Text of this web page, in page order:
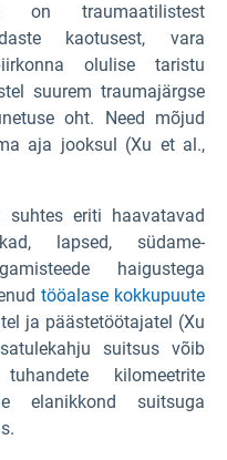
on traumaatilistest
kaotusest, vara
olulise taristu
suurem traumajärgse
oht. Need mõjud
aja jooksul (Xu et al.,
suhtes eriti haavatavad
lapsed, südame-
haigustega
tööalase kokkupuute
ja päästetöötajatel (Xu
suitsus võib
kilomeetrite
elanikkond suitsuga